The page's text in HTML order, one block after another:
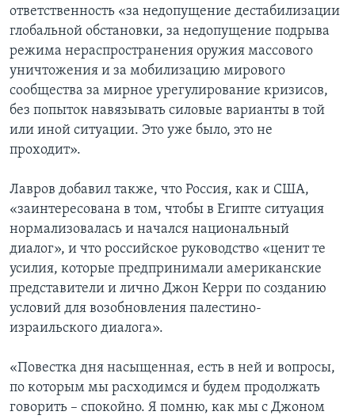
ответственность «за недопущение дестабилизации
глобальной обстановки, за недопущение подрыва
режима нераспространения оружия массового
уничтожения и за мобилизацию мирового
сообщества за мирное урегулирование кризисов,
без попыток навязывать силовые варианты в той
или иной ситуации. Это уже было, это не
проходит».
Лавров добавил также, что Россия, как и США,
«заинтересована в том, чтобы в Египте ситуация
нормализовалась и начался национальный
диалог», и что российское руководство «ценит те
усилия, которые предпринимали американские
представители и лично Джон Керри по созданию
условий для возобновления палестино-
израильского диалога».
«Повестка дня насыщенная, есть в ней и вопросы,
по которым мы расходимся и будем продолжать
говорить – спокойно. Я помню, как мы с Джоном